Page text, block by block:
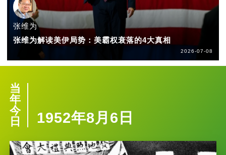
张维为
张维为解读美伊局势：美霸权衰落的4大真相
2026-07-08
当
年
今
日
1952年8月6日